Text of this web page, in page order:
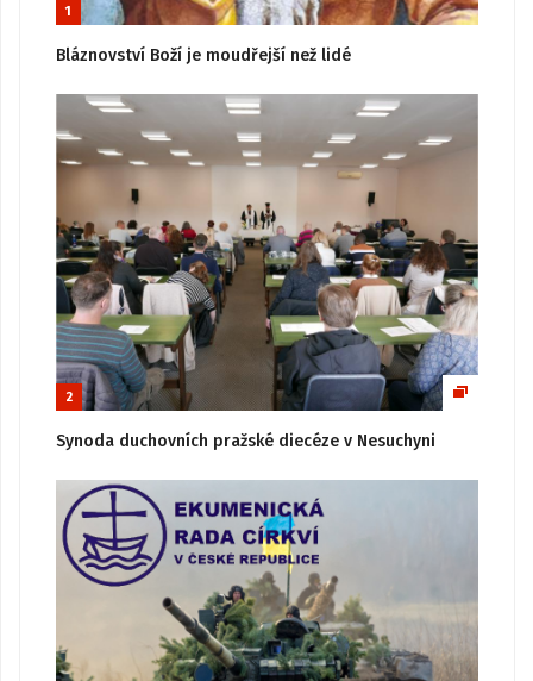
1
Bláznovství Boží je moudřejší než lidé
2
Synoda duchovních pražské diecéze v Nesuchyni